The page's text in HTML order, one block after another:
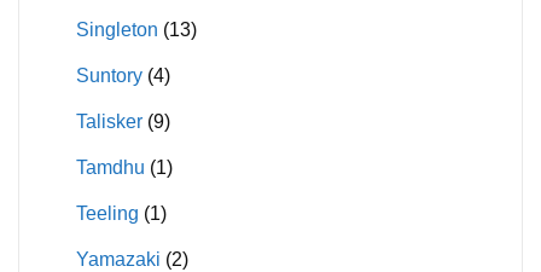
Singleton (13)
Suntory (4)
Talisker (9)
Tamdhu (1)
Teeling (1)
Yamazaki (2)